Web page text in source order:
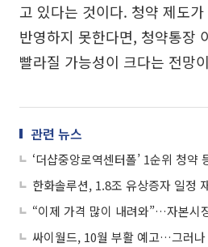
고 있다는 것이다. 청약 제도
반영하지 못한다면, 청약통장
빨라질 가능성이 크다는 전망
관련 뉴스
‘더샵중앙로역센터폴’ 1순위 청약
한화솔루션, 1.8조 유상증자 일정